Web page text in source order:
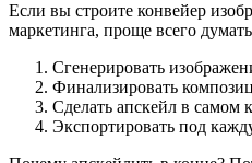
Если вы строите конвейер
маркетинга, проще всего
Сгенерировать
Финализировать
Сделать апскейл в самом
Экспортировать под